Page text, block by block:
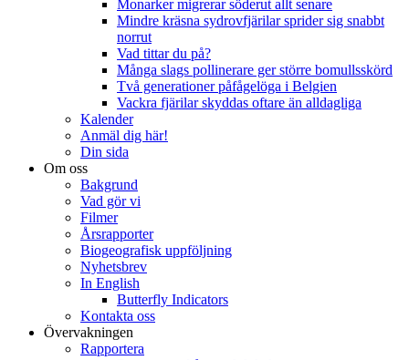
Monarker migrerar söderut allt senare
Mindre kräsna sydrovfjärilar sprider sig snabbt
norrut
Vad tittar du på?
Många slags pollinerare ger större bomullsskörd
Två generationer påfågelöga i Belgien
Vackra fjärilar skyddas oftare än alldagliga
Kalender
Anmäl dig här!
Din sida
Om oss
Bakgrund
Vad gör vi
Filmer
Årsrapporter
Biogeografisk uppföljning
Nyhetsbrev
In English
Butterfly Indicators
Kontakta oss
Övervakningen
Rapportera